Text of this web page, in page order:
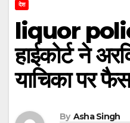
देश
liquor
हाईकोर्ट ने
याचिका पर
By Asha Singh